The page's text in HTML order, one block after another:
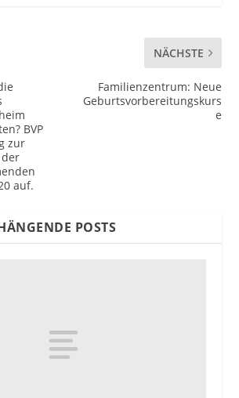
BVP
zur
auf.
NÄCHSTE
Familienzentrum: Neue
Geburtsvorbereitungskurs
e
POSTS